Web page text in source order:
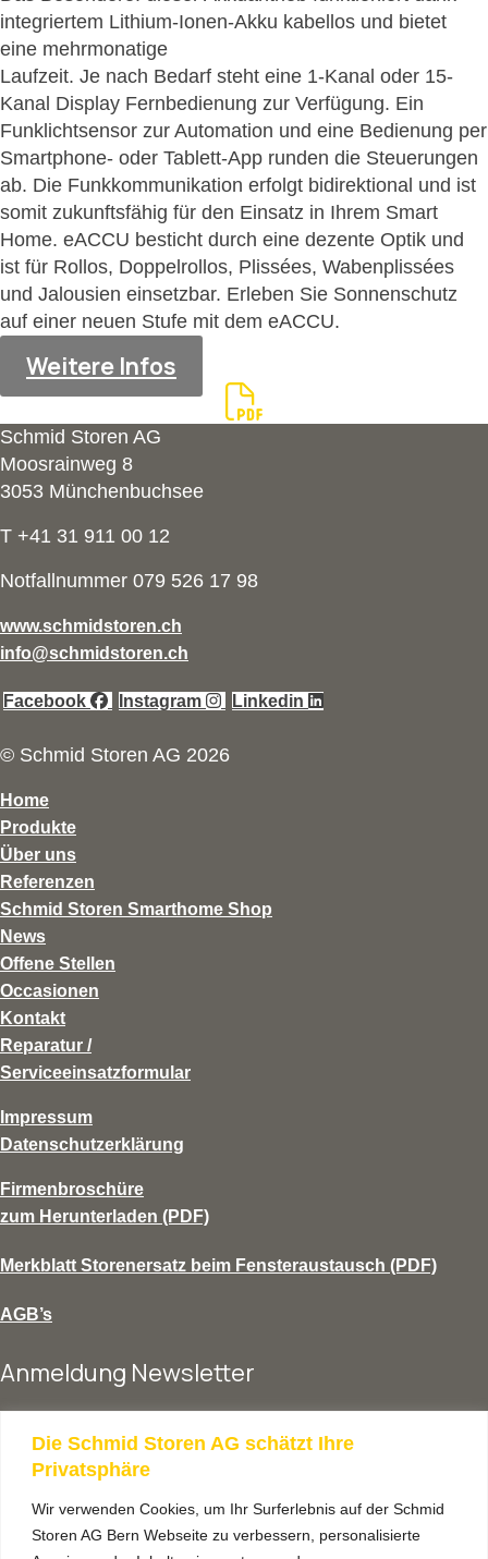
Die Schmid Storen AG schätzt Ihre
Privatsphäre
Wir verwenden Cookies, um Ihr Surferlebnis auf der Schmid
Storen AG Bern Webseite zu verbessern, personalisierte
integriertem Lithium-Ionen-Akku kabellos und bietet
eine mehrmonatige
Laufzeit. Je nach Bedarf steht eine 1-Kanal oder 15-
Kanal Display Fernbedienung zur Verfügung. Ein
Funklichtsensor zur Automation und eine Bedienung per
Smartphone- oder Tablett-App runden die Steuerungen
ab. Die Funkkommunikation erfolgt bidirektional und ist
somit zukunftsfähig für den Einsatz in Ihrem Smart
Home. eACCU besticht durch eine dezente Optik und
ist für Rollos, Doppelrollos, Plissées, Wabenplissées
und Jalousien einsetzbar. Erleben Sie Sonnenschutz
auf einer neuen Stufe mit dem eACCU.
Weitere Infos
Schmid Storen AG
Moosrainweg 8
3053 Münchenbuchsee
T +41 31 911 00 12
Notfallnummer 079 526 17 98
www.schmidstoren.ch
info@schmidstoren.ch
Facebook Instagram Linkedin
© Schmid Storen AG 2026
Home
Produkte
Über uns
Referenzen
Schmid Storen Smarthome Shop
News
Offene Stellen
Occasionen
Kontakt
Reparatur /
Serviceeinsatzformular
Impressum
Datenschutzerklärung
Firmenbroschüre
zum Herunterladen (PDF)
Merkblatt Storenersatz beim Fensteraustausch (PDF)
AGB’s
Anmeldung Newsletter
vorname
nachname